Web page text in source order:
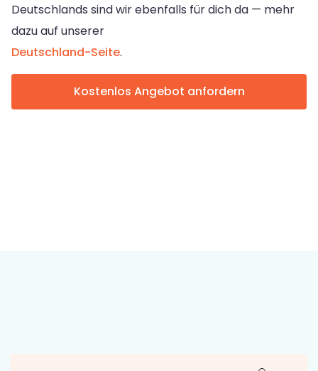
Deutschlands sind wir ebenfalls für dich da — mehr
dazu auf unserer
Deutschland-Seite.
Kostenlos Angebot anfordern